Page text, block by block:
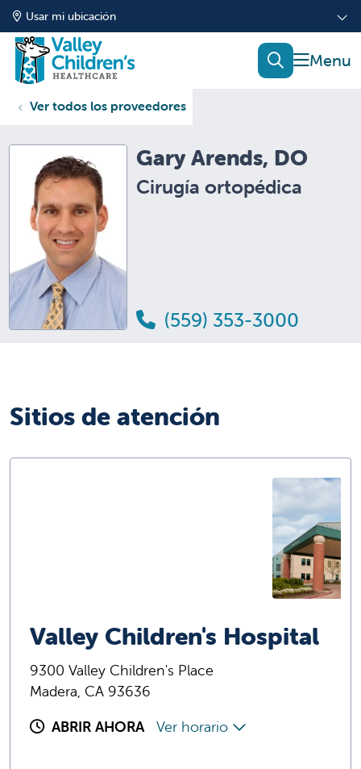
Usar mi ubicación
mostrar
buscar
Ver todos los proveedores
Gary Arends, DO
Cirugía ortopédica
(559) 353-3000
Sitios de atención
Valley Children's Hospital
9300 Valley Children's Place
Madera, CA 93636
ABRIR AHORA
Ver horario